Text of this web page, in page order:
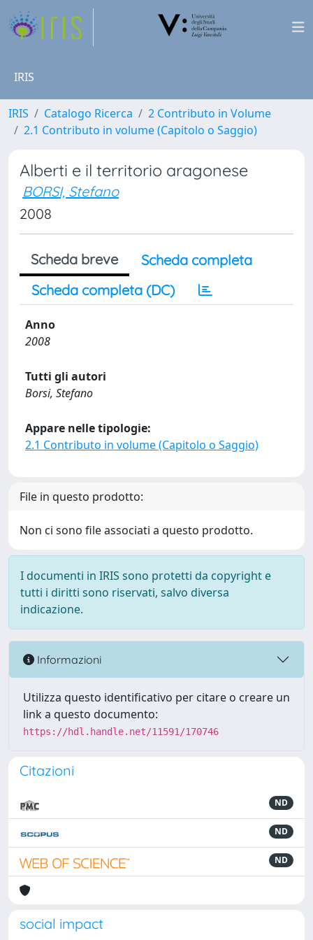
IRIS
IRIS Catalogo Ricerca
2 Contributo in Volume
2.1 Contributo in volume (Capitolo o Saggio)
Alberti e il territorio aragonese
BORSI, Stefano
2008
Scheda breve
Scheda completa
Scheda completa (DC)
Anno
2008
Tutti gli autori
Borsi, Stefano
Appare nelle tipologie:
2.1 Contributo in volume (Capitolo o Saggio)
File in questo prodotto:
Non ci sono file associati a questo prodotto.
I documenti in IRIS sono protetti da copyright e
tutti i diritti sono riservati, salvo diversa
indicazione.
Informazioni
Utilizza questo identificativo per citare o creare un
link a questo documento:
https://hdl.handle.net/11591/170746
Citazioni
ND
ND
ND
social impact